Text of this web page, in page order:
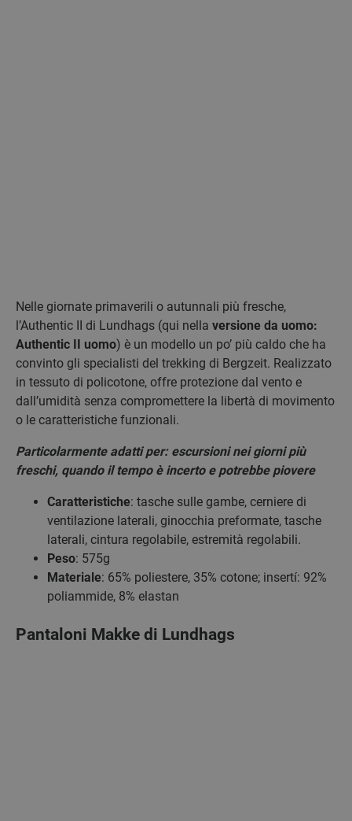
Nelle giornate primaverili o autunnali più fresche,
l’Authentic II di Lundhags (qui nella versione da uomo:
Authentic II uomo) è un modello un po’ più caldo che ha
convinto gli specialisti del trekking di Bergzeit. Realizzato
in tessuto di policotone, offre protezione dal vento e
dall’umidità senza compromettere la libertà di movimento
o le caratteristiche funzionali.
Particolarmente adatti per: escursioni nei giorni più
freschi, quando il tempo è incerto e potrebbe piovere
Caratteristiche: tasche sulle gambe, cerniere di
ventilazione laterali, ginocchia preformate, tasche
laterali, cintura regolabile, estremità regolabili.
Peso: 575g
Materiale: 65% poliestere, 35% cotone; insertí: 92%
poliammide, 8% elastan
Pantaloni Makke di Lundhags